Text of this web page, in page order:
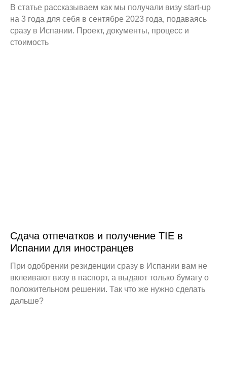
В статье рассказываем как мы получали визу start-up
на 3 года для себя в сентябре 2023 года, подаваясь
сразу в Испании. Проект, документы, процесс и
стоимость
Сдача отпечатков и получение TIE в
Испании для иностранцев
При одобрении резиденции сразу в Испании вам не
вклеивают визу в паспорт, а выдают только бумагу о
положительном решении. Так что же нужно сделать
дальше?